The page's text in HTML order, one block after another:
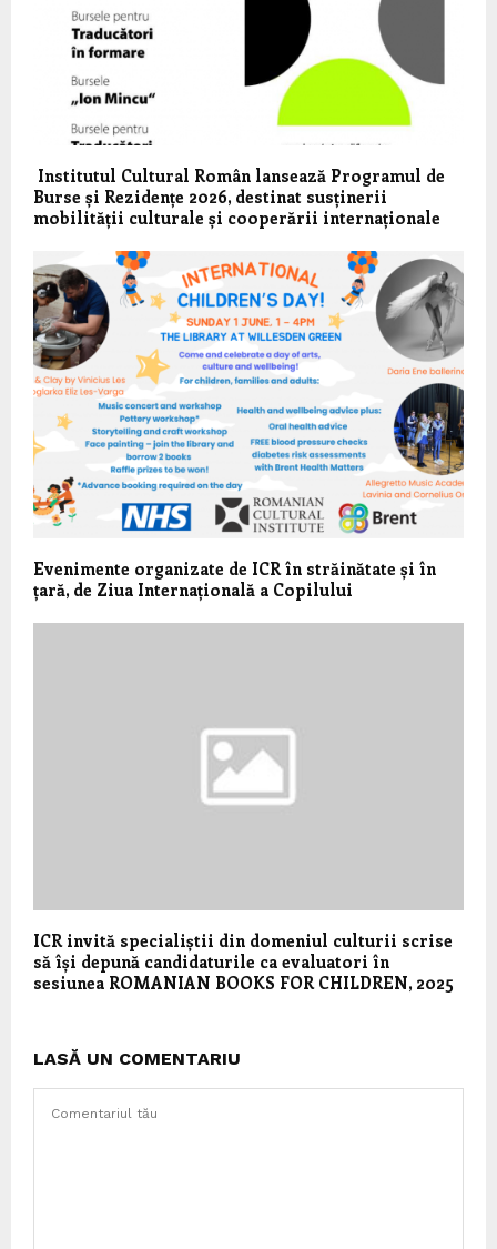
Institutul Cultural Român lansează Programul de
Burse și Rezidențe 2026, destinat susținerii
mobilității culturale și cooperării internaționale
Evenimente organizate de ICR în străinătate și în
țară, de Ziua Internațională a Copilului
ICR invită specialiștii din domeniul culturii scrise
să își depună candidaturile ca evaluatori în
sesiunea ROMANIAN BOOKS FOR CHILDREN, 2025
LASĂ UN COMENTARIU